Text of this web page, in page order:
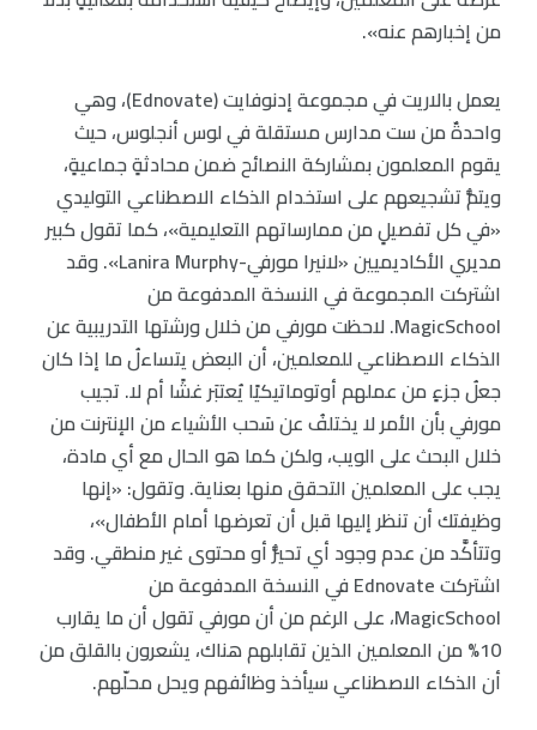
من إخبارهم عنه».
يعمل بالاريت في مجموعة إدنوفايت (Ednovate)، وهي
واحدةٌ من ست مدارس مستقلة في لوس أنجلوس، حيث
يقوم المعلمون بمشاركة النصائح ضمن محادثةٍ جماعيةٍ،
ويتمُّ تشجيعهم على استخدام الذكاء الاصطناعي التوليدي
«في كل تفصيلٍ من ممارساتهم التعليمية»، كما تقول كبير
مديري الأكاديميين «لانيرا مورفي-Lanira Murphy». وقد
اشتركت المجموعة في النسخة المدفوعة من
MagicSchool. لاحظت مورفي من خلال ورشتها التدريبية عن
الذكاء الاصطناعي للمعلمين، أن البعض يتساءلُ ما إذا كان
جعلُ جزءٍ من عملهم أوتوماتيكيًا يُعتبَر غشًا أم لا. تجيب
مورفي بأن الأمر لا يختلفُ عن سَحب الأشياء من الإنترنت من
خلال البحث على الويب، ولكن كما هو الحال مع أي مادة،
يجب على المعلمين التحقق منها بعناية. وتقول: «إنها
وظيفتك أن تنظر إليها قبل أن تعرضها أمام الأطفال»،
وتتأكَّد من عدم وجود أي تحيُّز أو محتوى غير منطقي. وقد
اشتركت Ednovate في النسخة المدفوعة من
MagicSchool، على الرغم من أن مورفي تقول أن ما يقارب
10% من المعلمين الذين تقابلهم هناك، يشعرون بالقلق من
أن الذكاء الاصطناعي سيأخذ وظائفهم ويحل محلّهم.